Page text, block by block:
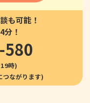
も可能！
！
時)